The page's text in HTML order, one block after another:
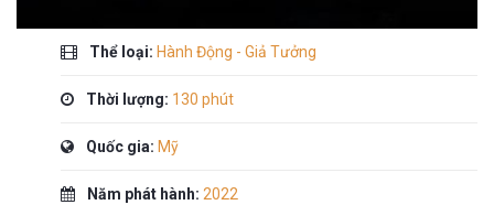
Thể loại: Hành Động - Giả Tưởng
Thời lượng: 130 phút
Quốc gia: Mỹ
Năm phát hành: 2022